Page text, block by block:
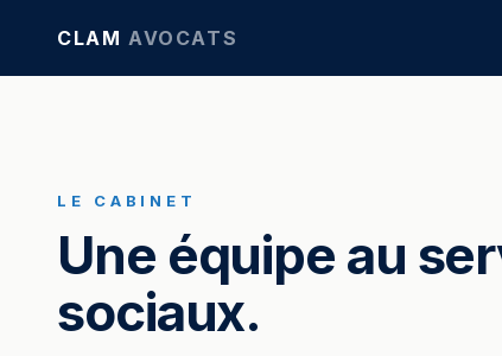
CLAM AVOCATS
LE CABINET
Une équipe au
sociaux.